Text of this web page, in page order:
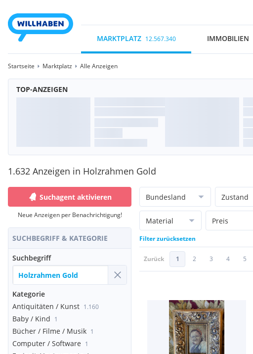
MARKTPLATZ 12.567.340 IMMOBILIEN
Startseite Marktplatz Alle Anzeigen
TOP-ANZEIGEN
1.632 Anzeigen in Holzrahmen Gold
Suchagent aktivieren
Neue Anzeigen per Benachrichtigung!
SUCHBEGRIFF & KATEGORIE
Suchbegriff
Kategorie
Antiquitäten / Kunst 1.160
Baby / Kind 1
Bücher / Filme / Musik 1
Computer / Software 1
Bundesland Zustand
Material Preis
Filter zurücksetzen
Zurück 1 2 3 4 5